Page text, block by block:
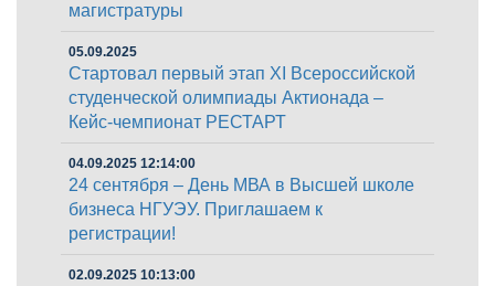
магистратуры
05.09.2025
Стартовал первый этап XI Всероссийской
студенческой олимпиады Актионада –
Кейс-чемпионат РЕСТАРТ
04.09.2025 12:14:00
24 сентября – День МВА в Высшей школе
бизнеса НГУЭУ. Приглашаем к
регистрации!
02.09.2025 10:13:00